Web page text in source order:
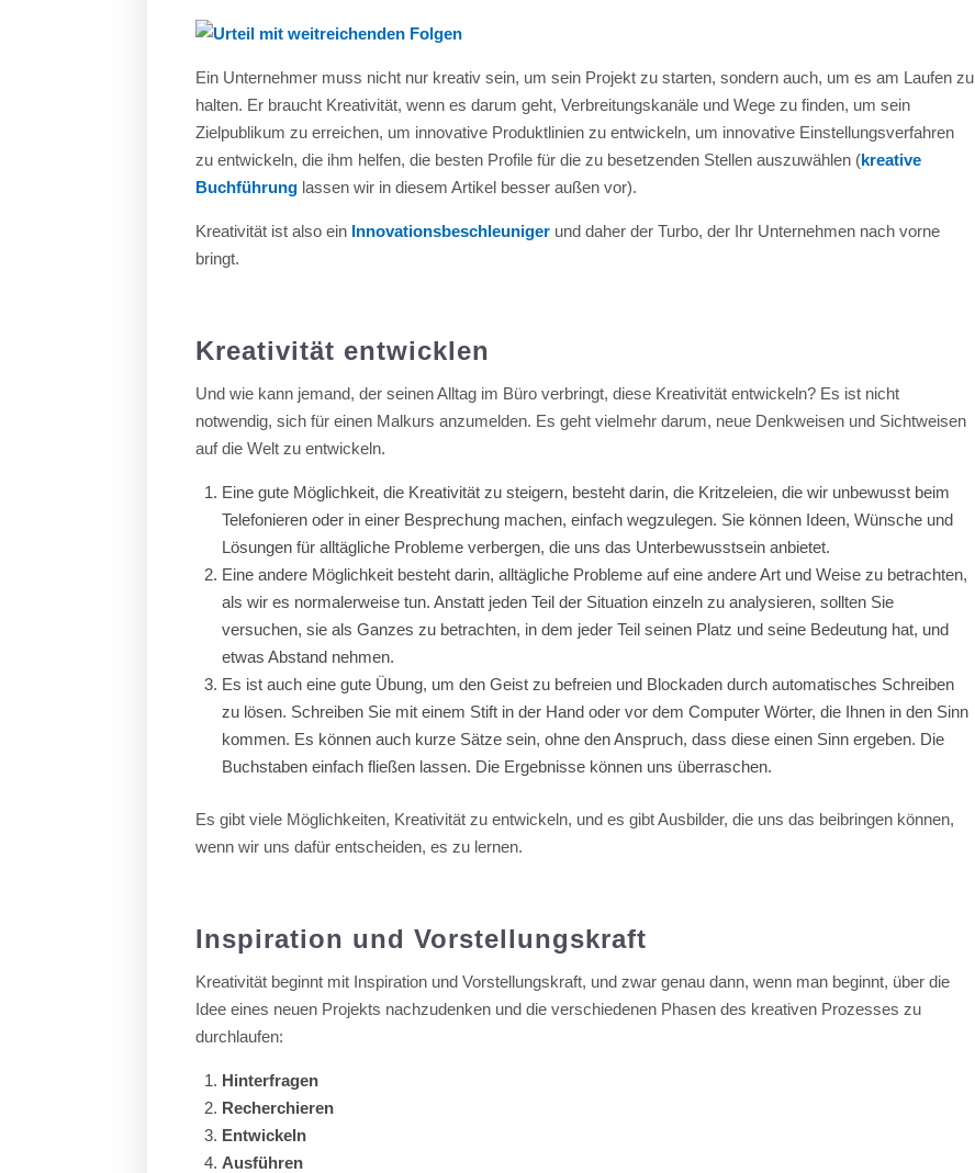
Ein Unternehmer muss nicht nur kreativ sein, um sein Projekt zu starten, sondern auch, um es am Laufen zu
halten. Er braucht Kreativität, wenn es darum geht, Verbreitungskanäle und Wege zu finden, um sein
Zielpublikum zu erreichen, um innovative Produktlinien zu entwickeln, um innovative Einstellungsverfahren
zu entwickeln, die ihm helfen, die besten Profile für die zu besetzenden Stellen auszuwählen (kreative
Buchführung lassen wir in diesem Artikel besser außen vor).
Kreativität ist also ein Innovationsbeschleuniger und daher der Turbo, der Ihr Unternehmen nach vorne
bringt.
Kreativität entwicklen
Und wie kann jemand, der seinen Alltag im Büro verbringt, diese Kreativität entwickeln? Es ist nicht
notwendig, sich für einen Malkurs anzumelden. Es geht vielmehr darum, neue Denkweisen und Sichtweisen
auf die Welt zu entwickeln.
Eine gute Möglichkeit, die Kreativität zu steigern, besteht darin, die Kritzeleien, die wir unbewusst beim
Telefonieren oder in einer Besprechung machen, einfach wegzulegen. Sie können Ideen, Wünsche und
Lösungen für alltägliche Probleme verbergen, die uns das Unterbewusstsein anbietet.
Eine andere Möglichkeit besteht darin, alltägliche Probleme auf eine andere Art und Weise zu betrachten,
als wir es normalerweise tun. Anstatt jeden Teil der Situation einzeln zu analysieren, sollten Sie
versuchen, sie als Ganzes zu betrachten, in dem jeder Teil seinen Platz und seine Bedeutung hat, und
etwas Abstand nehmen.
Es ist auch eine gute Übung, um den Geist zu befreien und Blockaden durch automatisches Schreiben
zu lösen. Schreiben Sie mit einem Stift in der Hand oder vor dem Computer Wörter, die Ihnen in den Sinn
kommen. Es können auch kurze Sätze sein, ohne den Anspruch, dass diese einen Sinn ergeben. Die
Buchstaben einfach fließen lassen. Die Ergebnisse können uns überraschen.
Es gibt viele Möglichkeiten, Kreativität zu entwickeln, und es gibt Ausbilder, die uns das beibringen können,
wenn wir uns dafür entscheiden, es zu lernen.
Inspiration und Vorstellungskraft
Kreativität beginnt mit Inspiration und Vorstellungskraft, und zwar genau dann, wenn man beginnt, über die
Idee eines neuen Projekts nachzudenken und die verschiedenen Phasen des kreativen Prozesses zu
durchlaufen:
Hinterfragen
Recherchieren
Entwickeln
Ausführen